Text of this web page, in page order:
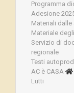
Programma
Adesione
Materiali
Materiale
Servizio di
regionale
Testi
AC è CASA
Lutti